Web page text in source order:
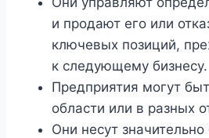
и продают его или
ключевых позиций,
к следующему бизнесу.
Предприятия могут
области или в разных
Они несут